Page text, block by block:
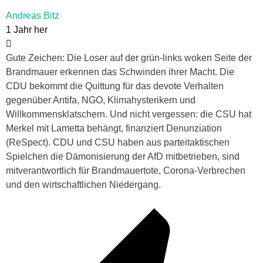
Andreas Bitz
1 Jahr her
Gute Zeichen: Die Loser auf der grün-links woken Seite der
Brandmauer erkennen das Schwinden ihrer Macht. Die
CDU bekommt die Quittung für das devote Verhalten
gegenüber Antifa, NGO, Klimahysterikern und
Willkommensklatschern. Und nicht vergessen: die CSU hat
Merkel mit Lametta behängt, finanziert Denunziation
(ReSpect). CDU und CSU haben aus parteitaktischen
Spielchen die Dämonisierung der AfD mitbetrieben, sind
mitverantwortlich für Brandmauertote, Corona-Verbrechen
und den wirtschaftlichen Niedergang.